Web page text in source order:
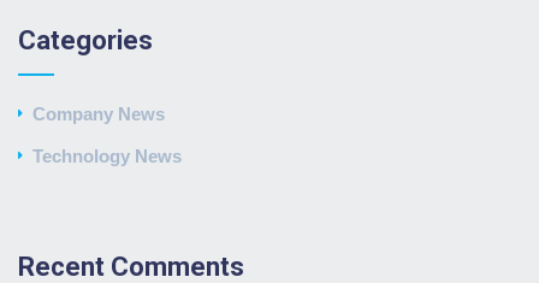
Categories
Company News
Technology News
Recent Comments